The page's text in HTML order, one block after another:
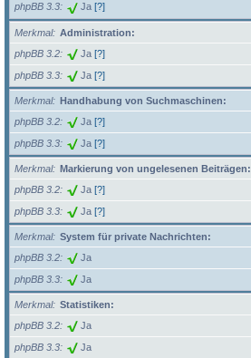
phpBB 3.3 Ja [?]
Merkmal
Administration:
phpBB 3.2
Ja [?]
phpBB 3.3 Ja [?]
Merkmal
Handhabung von Suchmaschinen:
phpBB 3.2
Ja [?]
phpBB 3.3 Ja [?]
Merkmal
Markierung von ungelesenen Beiträgen:
phpBB 3.2
Ja [?]
phpBB 3.3 Ja [?]
Merkmal
System für private Nachrichten:
phpBB 3.2
Ja
phpBB 3.3 Ja
Merkmal
Statistiken:
phpBB 3.2
Ja
phpBB 3.3 Ja